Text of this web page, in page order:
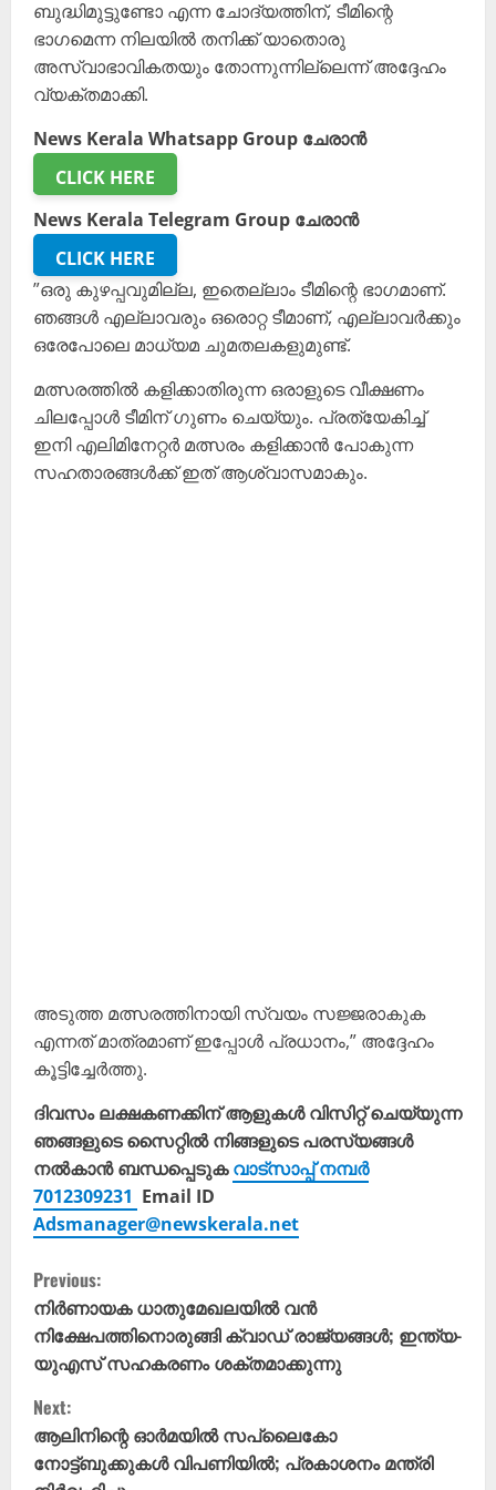
ബുദ്ധിമുട്ടുണ്ടോ എന്ന ചോദ്യത്തിന്, ടീമിന്റെ
ഭാഗമെന്ന നിലയിൽ തനിക്ക് യാതൊരു
അസ്വാഭാവികതയും തോന്നുന്നില്ലെന്ന് അദ്ദേഹം
വ്യക്തമാക്കി.
News Kerala Whatsapp Group ചേരാൻ
CLICK HERE
News Kerala Telegram Group ചേരാൻ
CLICK HERE
”ഒരു കുഴപ്പവുമില്ല, ഇതെല്ലാം ടീമിന്റെ ഭാഗമാണ്.
ഞങ്ങള്‍ എല്ലാവരും ഒരൊറ്റ ടീമാണ്, എല്ലാവര്‍ക്കും
ഒരേപോലെ മാധ്യമ ചുമതലകളുമുണ്ട്.
മത്സരത്തില്‍ കളിക്കാതിരുന്ന ഒരാളുടെ വീക്ഷണം
ചിലപ്പോള്‍ ടീമിന് ഗുണം ചെയ്യും. പ്രത്യേകിച്ച്
ഇനി എലിമിനേറ്റര്‍ മത്സരം കളിക്കാന്‍ പോകുന്ന
സഹതാരങ്ങള്‍ക്ക് ഇത് ആശ്വാസമാകും.
അടുത്ത മത്സരത്തിനായി സ്വയം സജ്ജരാകുക
എന്നത് മാത്രമാണ് ഇപ്പോള്‍ പ്രധാനം,” അദ്ദേഹം
കൂട്ടിച്ചേര്‍ത്തു.
ദിവസം ലക്ഷകണക്കിന് ആളുകൾ വിസിറ്റ് ചെയ്യുന്ന
ഞങ്ങളുടെ സൈറ്റിൽ നിങ്ങളുടെ പരസ്യങ്ങൾ
നൽകാൻ ബന്ധപ്പെടുകവാട്സാപ്പ് നമ്പർ
7012309231 Email ID
Adsmanager@newskerala.net
C
o
n
t
i
Previous:
നിർണായക ധാതുമേഖലയിൽ വൻ
നിക്ഷേപത്തിനൊരുങ്ങി ക്വാഡ് രാജ്യങ്ങൾ; ഇന്ത്യ-
യുഎസ് സഹകരണം ശക്തമാക്കുന്നു
Next:
ആലിനിന്റെ ഓർമയിൽ സപ്ലൈകോ
നോട്ട്ബുക്കുകൾ വിപണിയിൽ; പ്രകാശനം മന്ത്രി